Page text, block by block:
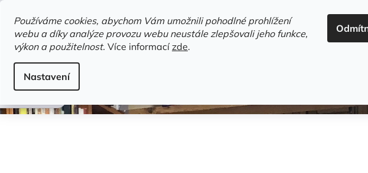
Používáme cookies, abychom Vám umožnili pohodlné prohlížení
webu a díky analýze provozu webu neustále zlepšovali jeho funkce,
výkon a použitelnost. Více informacízde.
Nastavení
HLEDAT
Novinky Trvalky a bestsellery
Aleš Mikoláš